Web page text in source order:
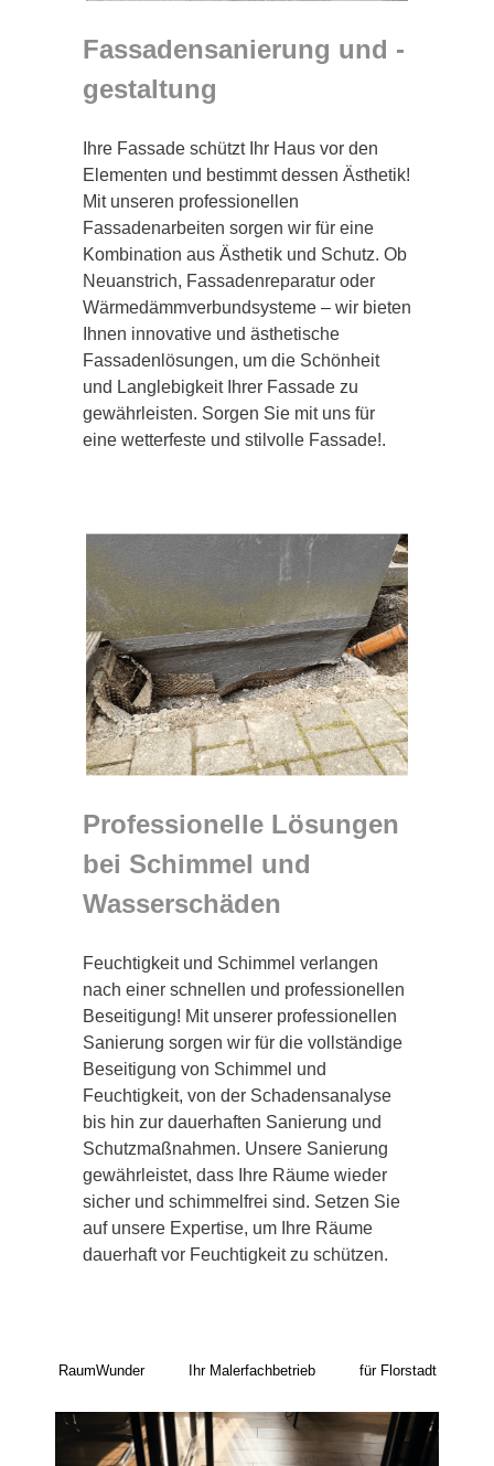
Fassadensanierung und -
gestaltung
Ihre Fassade schützt Ihr Haus vor den
Elementen und bestimmt dessen Ästhetik!
Mit unseren professionellen
Fassadenarbeiten sorgen wir für eine
Kombination aus Ästhetik und Schutz. Ob
Neuanstrich, Fassadenreparatur oder
Wärmedämmverbundsysteme – wir bieten
Ihnen innovative und ästhetische
Fassadenlösungen, um die Schönheit
und Langlebigkeit Ihrer Fassade zu
gewährleisten. Sorgen Sie mit uns für
eine wetterfeste und stilvolle Fassade!.
Professionelle Lösungen
bei Schimmel und
Wasserschäden
Feuchtigkeit und Schimmel verlangen
nach einer schnellen und professionellen
Beseitigung! Mit unserer professionellen
Sanierung sorgen wir für die vollständige
Beseitigung von Schimmel und
Feuchtigkeit, von der Schadensanalyse
bis hin zur dauerhaften Sanierung und
Schutzmaßnahmen. Unsere Sanierung
gewährleistet, dass Ihre Räume wieder
sicher und schimmelfrei sind. Setzen Sie
auf unsere Expertise, um Ihre Räume
dauerhaft vor Feuchtigkeit zu schützen.
RaumWunder Ihr Malerfachbetrieb für Florstadt